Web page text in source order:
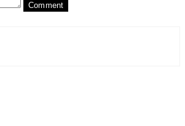
Comment